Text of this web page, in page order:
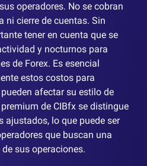
operadores. No se cobran
ni cierre de cuentas. Sin
tener en cuenta que se
y nocturnos para
de Forex. Es esencial
estos costos para
afectar su estilo de
de CIBfx se distingue
ajustados, lo que puede ser
que buscan una
sus operaciones.